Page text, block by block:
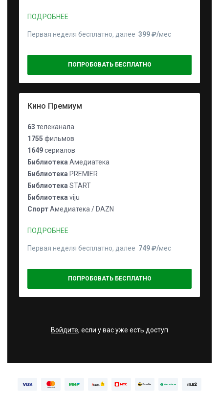
ПОДРОБНЕЕ
Первая неделя бесплатно, далее 399 ₽⁠/⁠мес
ПОПРОБОВАТЬ БЕСПЛАТНО
Кино Премиум
63 телеканала
1755 фильмов
1649сериалов
Библиотека Амедиатека
Библиотека PREMIER
Библиотека START
Библиотека viju
СпортАмедиатека / DAZN
ПОДРОБНЕЕ
Первая неделя бесплатно, далее 749 ₽⁠/⁠мес
ПОПРОБОВАТЬ БЕСПЛАТНО
Войдите, если у вас уже есть доступ